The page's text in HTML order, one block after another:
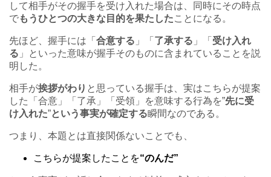
して相手がその握手を受け入れた場合は、同時にその時点
でもうひとつの大きな目的を果たしたことになる。
先ほど、握手には「 合意する 」「 了承する 」「 受け入れ
る 」といった意味が握手そのものに含まれていることを説
明した。
相手が挨拶がわり と思っている握手は、実はこちらが提案
した「合意」「了承」「受領」を意味する行為を”先に受
け入れた”という事実が確定する瞬間なのである。
つまり、本題とは直接関係ないことでも、
こちらが提案したことを“のんだ”